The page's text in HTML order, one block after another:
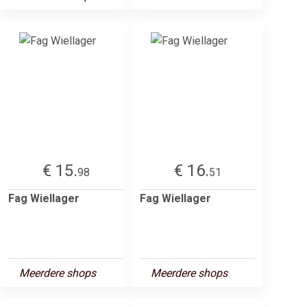
€ 15.98
Fag Wiellager
Meerdere shops
€ 16.51
Fag Wiellager
Meerdere shops